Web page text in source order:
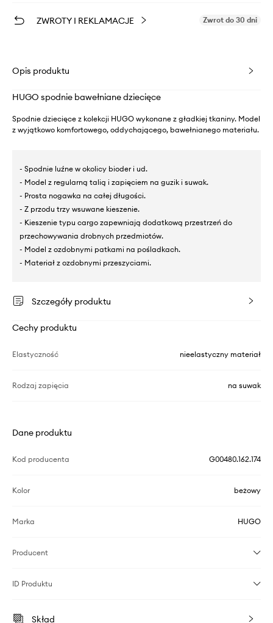
ZWROTY I REKLAMACJE Zwrot do 30 dni
Opis produktu
HUGO spodnie bawełniane dziecięce
Spodnie dziecięce z kolekcji HUGO wykonane z gładkiej tkaniny. Model
z wyjątkowo komfortowego, oddychającego, bawełnianego materiału.
- Spodnie luźne w okolicy bioder i ud.
- Model z regularną talią i zapięciem na guzik i suwak.
- Prosta nogawka na całej długości.
- Z przodu trzy wsuwane kieszenie.
- Kieszenie typu cargo zapewniają dodatkową przestrzeń do
przechowywania drobnych przedmiotów.
- Model z ozdobnymi patkami na pośladkach.
- Materiał z ozdobnymi przeszyciami.
Szczegóły produktu
Cechy produktu
Elastyczność nieelastyczny materiał
Rodzaj zapięcia na suwak
Dane produktu
Kod producenta G00480.162.174
Kolor beżowy
Marka HUGO
Producent
ID Produktu
Skład